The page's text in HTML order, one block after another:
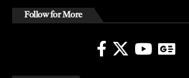
Follow for More